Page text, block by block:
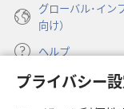
プライバシー
グローバル･イン
向け）
ヘルプ
寄付